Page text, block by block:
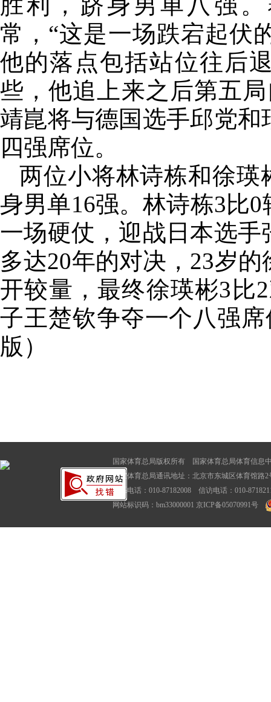
常，“这是一场跌宕起伏
他的落点包括站位往后
些，他追上来之后第五
靖崑将与德国选手邱党
四强席位。
两位小将林诗栋和徐瑛
身男单16强。林诗栋3比
一场硬仗，迎战日本选
多达20年的对决，23岁
开较量，最终徐瑛彬3比
子王楚钦争夺一个八强
版）
国家体育总局版权所有 国家体育总局体育信息
国家体育总局通讯地址：北京市东城区体育馆
联系电话：010-87182008 信访电话：010-
网站标识码：bm33000001 京ICP备05070991号